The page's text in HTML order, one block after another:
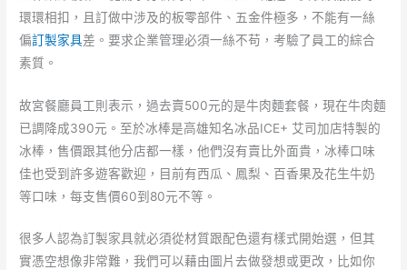
環環相扣，且訂做中涉及的板零部件、五金件極多，不能有一絲
偏訂製家具差。要求企業管理必須一絲不苟，考驗了員工的綜合
素質。
故宮餐廳員工則表示，過去賣500元的是牛肉麵套餐，現在牛肉麵
已調降成390元。至於冰棒是高雄知名冰品ICE+ 艾司加店特製的
冰棒，售價跟其他分店都一樣，他們沒有賣比外面貴，冰棒口味
佳也受到許多遊客歡迎，目前有西瓜、鳳梨、百香果及花生牛奶
等口味，每支售價60到80元不等。
很多人認為訂製家具就必須從材質跟配色還有樣式開始選，但其
實憑空想像非常難，我們可以藉由圖片去做發想或更改，比如你